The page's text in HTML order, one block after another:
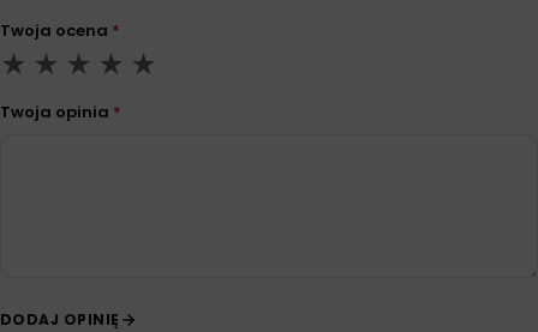
Twoja ocena *
Twoja opinia *
DODAJ OPINIĘ